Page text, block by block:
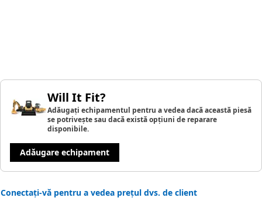
Will It Fit?
Adăugați echipamentul pentru a vedea dacă această piesă
se potrivește sau dacă există opțiuni de reparare
disponibile.
Adăugare echipament
Conectați-vă pentru a vedea prețul dvs. de client